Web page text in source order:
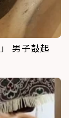
男子鼓起